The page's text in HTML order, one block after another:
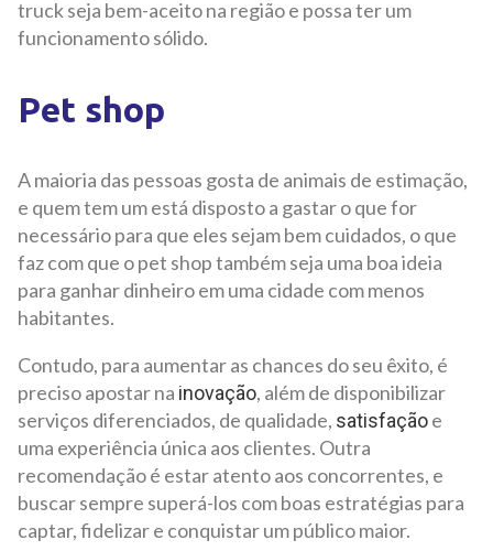
truck seja bem-aceito na região e possa ter um
funcionamento sólido.
Pet shop
A maioria das pessoas gosta de animais de estimação,
e quem tem um está disposto a gastar o que for
necessário para que eles sejam bem cuidados, o que
faz com que o pet shop também seja uma boa ideia
para ganhar dinheiro em uma cidade com menos
habitantes.
Contudo, para aumentar as chances do seu êxito, é
preciso apostar na inovação, além de disponibilizar
serviços diferenciados, de qualidade, satisfaçãoe
uma experiência única aos clientes. Outra
recomendação é estar atento aos concorrentes, e
buscar sempre superá-los com boas estratégias para
captar, fidelizar e conquistar um público maior.